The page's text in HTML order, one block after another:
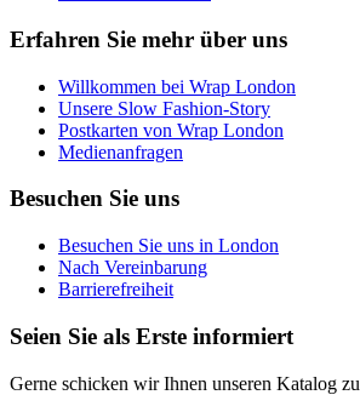
Erfahren Sie mehr über uns
Willkommen bei Wrap London
Unsere Slow Fashion-Story
Postkarten von Wrap London
Medienanfragen
Besuchen Sie uns
Besuchen Sie uns in London
Nach Vereinbarung
Barrierefreiheit
Seien Sie als Erste informiert
Gerne schicken wir Ihnen unseren Katalog zu